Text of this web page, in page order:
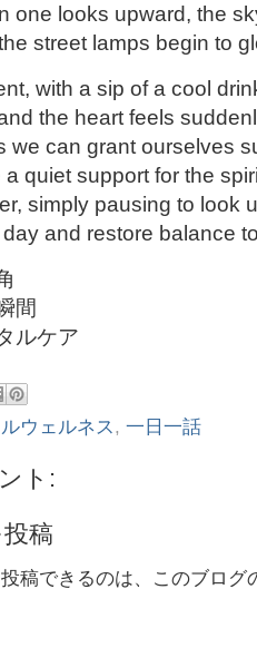
one looks upward, the
street lamps begin to
with a sip of a cool
the heart feels
we can grant ourselves
quiet support for the
simply pausing to look
and restore balance
間
ルケア
ウェルネス, 一日一話
ト:
稿
稿できるのは、このブログ